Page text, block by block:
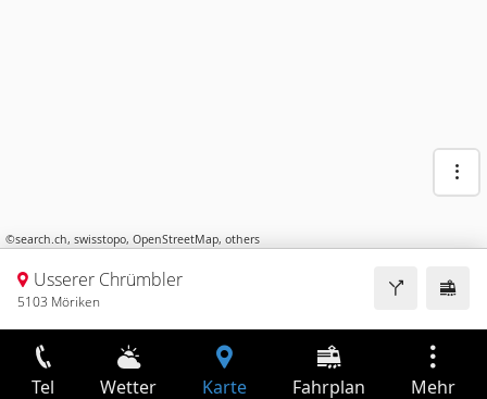
©search.ch, swisstopo, OpenStreetMap, others
Usserer Chrümbler
5103 Möriken
Tel Wetter Karte Fahrplan Mehr